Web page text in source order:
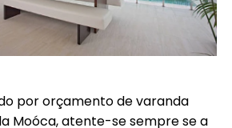
por orçamento de varanda
Moóca, atente-se sempre se a